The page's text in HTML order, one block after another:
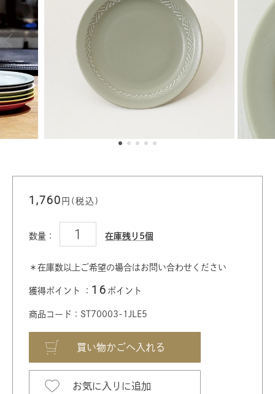
1,760 円(税込)
数量： 在庫残り5個
＊在庫数以上ご希望の場合はお問い合わせください
獲得ポイント ： 16 ポイント
商品コード：ST70003-1JLE5
お気に入りに追加